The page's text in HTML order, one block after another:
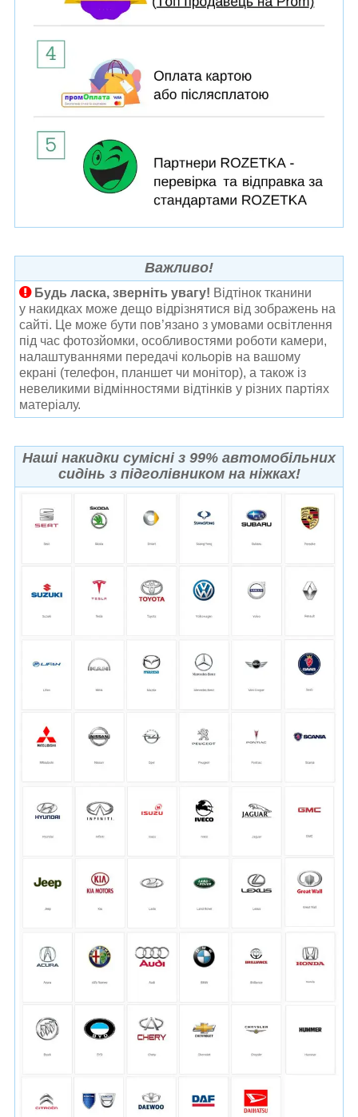
Важливо!
Будь ласка, зверніть увагу! Відтінок тканини
у накидках може дещо відрізнятися від зображень на
сайті. Це може бути пов’язано з умовами освітлення
під час фотозйомки, особливостями роботи камери,
налаштуваннями передачі кольорів на вашому
екрані (телефон, планшет чи монітор), а також із
невеликими відмінностями відтінків у різних партіях
матеріалу.
Наші накидки сумісні з 99% автомобільних
сидінь з підголівником на ніжках!